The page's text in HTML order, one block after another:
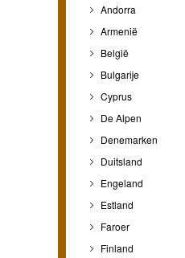
Andorra
Armenië
België
Bulgarije
Cyprus
De Alpen
Denemarken
Duitsland
Engeland
Estland
Faroer
Finland